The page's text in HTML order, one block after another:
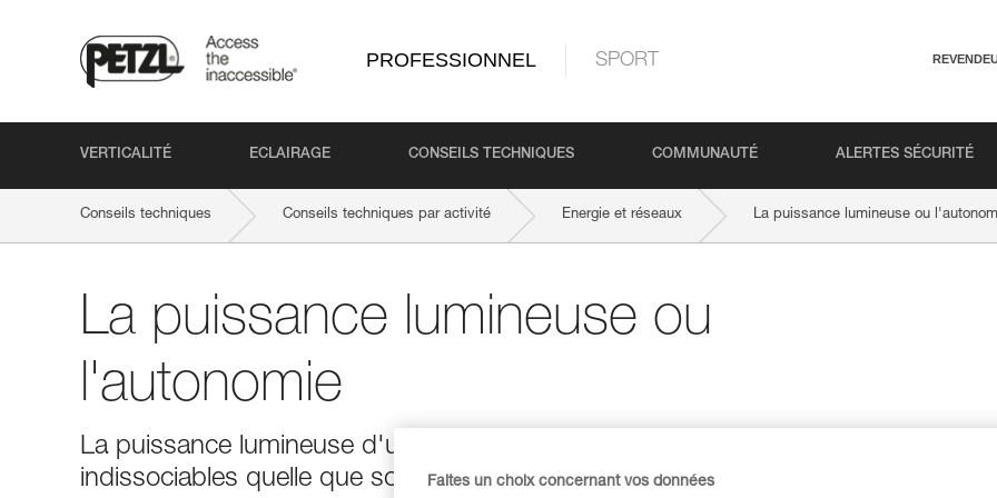
PROFESSIONNEL SPORT
VERTICALITÉ ECLAIRAGE CONSEILS TECHNIQUES COMMUNAUTÉ ALERTES SÉCURITÉ
Conseils techniques Conseils techniques par activité Energie et réseaux La puissance lumineuse ou
La puissance lumineuse ou
l'autonomie
La puissance lumineuse d'une lampe et son autonomie sont deux paramètres
indissociables quelle que soit la technologie d'éclairage utilisée. Pour une
Faites un choix concernant vos données